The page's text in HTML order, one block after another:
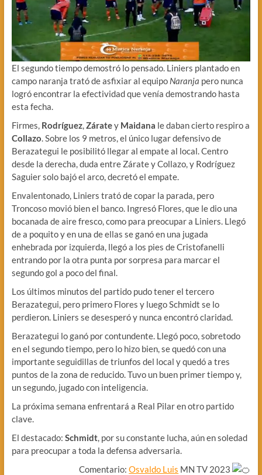
El segundo tiempo demostró lo pensado. Liniers plantado en
campo naranja trató de asfixiar al equipo Naranja pero nunca
logró encontrar la efectividad que venía demostrando hasta
esta fecha.
Firmes, Rodríguez,Záratey Maidana le daban cierto respiro a
Collazo. Sobre los 9 metros, el único lugar defensivo de
Berazategui le posibilitó llegar al empate al local. Centro
desde la derecha, duda entre Zárate y Collazo, y Rodríguez
Saguier solo bajó el arco, decretó el empate.
Envalentonado, Liniers trató de copar la parada, pero
Troncoso movió bien el banco. Ingresó Flores, que le dio una
bocanada de aire fresco, como para preocupar a Liniers. Llegó
de a poquito y en una de ellas se ganó en una jugada
enhebrada por izquierda, llegó a los pies de Cristofanelli
entrando por la otra punta por sorpresa para marcar el
segundo gol a poco del final.
Los últimos minutos del partido pudo tener el tercero
Berazategui, pero primero Flores y luego Schmidt se lo
perdieron. Liniers se desesperó y nunca encontró claridad.
Berazategui lo ganó por contundente. Llegó poco, sobretodo
en el segundo tiempo, pero lo hizo bien, se quedó con una
importante seguidillas de triunfos del local y quedó a tres
puntos de la zona de reducido. Tuvo un buen primer tiempo y,
un segundo, jugado con inteligencia.
La próxima semana enfrentará a Real Pilar en otro partido
clave.
El destacado: Schmidt, por su constante lucha, aún en soledad
para preocupar a toda la defensa adversaria.
Comentario:Osvaldo Luis MN TV 2023